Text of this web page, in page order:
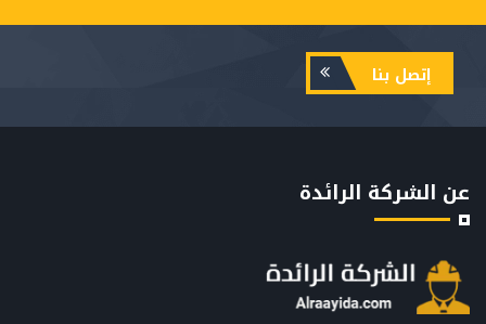
إتصل بنا
عن الشركة الرائدة